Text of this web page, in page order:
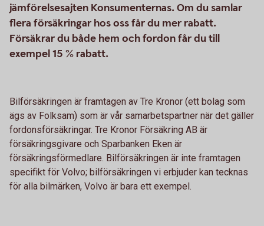
jämförelsesajten Konsumenternas. Om du samlar
flera försäkringar hos oss får du mer rabatt.
Försäkrar du både hem och fordon får du till
exempel 15 % rabatt.
Bilförsäkringen är framtagen av Tre Kronor (ett bolag som
ägs av Folksam) som är vår samarbetspartner när det gäller
fordonsförsäkringar. Tre Kronor Försäkring AB är
försäkringsgivare och Sparbanken Eken är
försäkringsförmedlare. Bilförsäkringen är inte framtagen
specifikt för Volvo; bilförsäkringen vi erbjuder kan tecknas
för alla bilmärken, Volvo är bara ett exempel.